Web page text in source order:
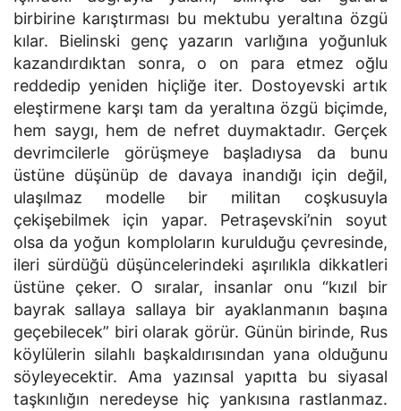
birbirine karıştırması bu mektubu yeraltına özgü
kılar. Bielinski genç yazarın varlığına yoğunluk
kazandırdıktan sonra, o on para etmez oğlu
reddedip yeniden hiçliğe iter. Dostoyevski artık
eleştirmene karşı tam da yeraltına özgü biçimde,
hem saygı, hem de nefret duymaktadır. Gerçek
devrimcilerle görüşmeye başladıysa da bunu
üstüne düşünüp de davaya inandığı için değil,
ulaşılmaz modelle bir militan coşkusuyla
çekişebilmek için yapar. Petraşevski’nin soyut
olsa da yoğun komploların kurulduğu çevresinde,
ileri sürdüğü düşüncelerindeki aşırılıkla dikkatleri
üstüne çeker. O sıralar, insanlar onu “kızıl bir
bayrak sallaya sallaya bir ayaklanmanın başına
geçebilecek” biri olarak görür. Günün birinde, Rus
köylülerin silahlı başkaldırısından yana olduğunu
söyleyecektir. Ama yazınsal yapıtta bu siyasal
taşkınlığın neredeyse hiç yankısına rastlanmaz.